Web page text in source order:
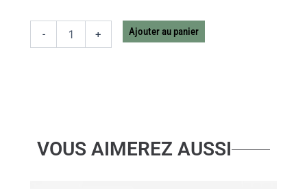
- + Ajouter au panier
VOUS AIMEREZ AUSSI